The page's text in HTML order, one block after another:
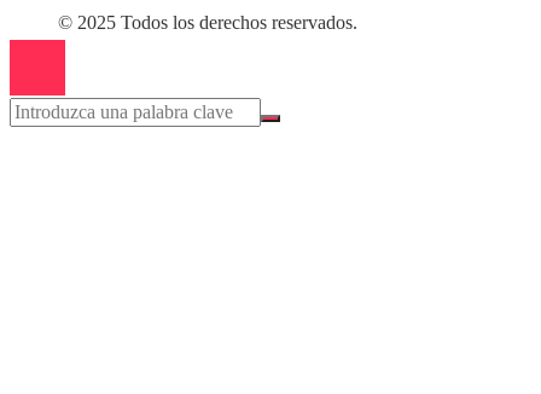
© 2025 Todos los derechos reservados.